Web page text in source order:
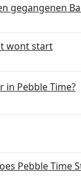
gegangenen
wont start
in Pebble Time?
Pebble Time